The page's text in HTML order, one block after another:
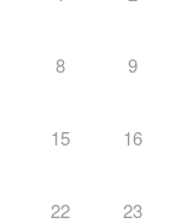
8 9
15 16
22 23